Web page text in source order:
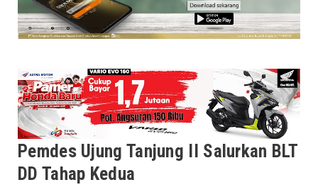
Pemdes Ujung Tanjung II Salurkan BLT
DD Tahap Kedua